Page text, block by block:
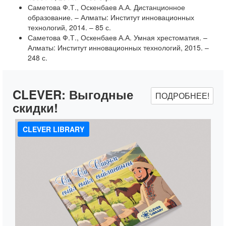
Саметова Ф.Т., Оскенбаев А.А. Дистанционное
образование. – Алматы: Институт инновационных
технологий, 2014. – 85 с.
Саметова Ф.Т., Оскенбаев А.А. Умная хрестоматия. –
Алматы: Институт инновационных технологий, 2015. –
248 с.
CLEVER: Выгодные
скидки!
ПОДРОБНЕЕ!
CLEVER LIBRARY